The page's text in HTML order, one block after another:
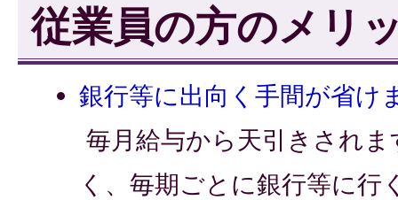
従業員の方のメリ
銀行等に出向く手間が省け
毎月給与から天引きされ
く、毎期ごとに銀行等に行